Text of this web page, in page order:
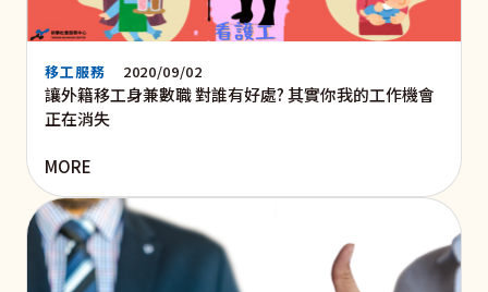
移工服務 2020/09/02
讓外籍移工身兼數職 對誰有好處? 其實你我的工作機會
正在消失
MORE